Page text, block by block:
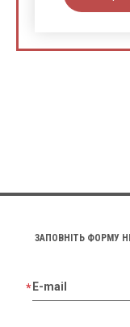
ЗАПОВНІТЬ ФОРМУ
E-mail